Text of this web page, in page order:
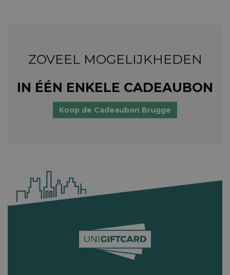
ZOVEEL MOGELIJKHEDEN
IN ÉÉN ENKELE CADEAUBON
Koop de Cadeaubon Brugge